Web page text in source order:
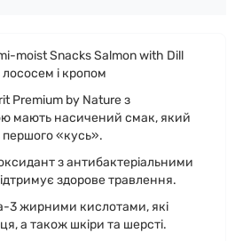
moist Snacks Salmon with Dill
лососем і кропом
Premium by Nature з
мають насичений смак, який
«кусь».
з антибактеріальними
здорове травлення.
3 жирними кислотами, які
а також шкіри та шерсті.